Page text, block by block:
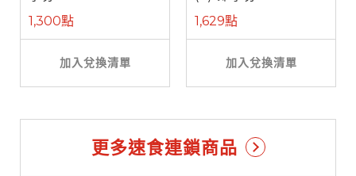
1,300點
加入兌換清單
1,629點
加入兌換清單
更多速食連鎖商品